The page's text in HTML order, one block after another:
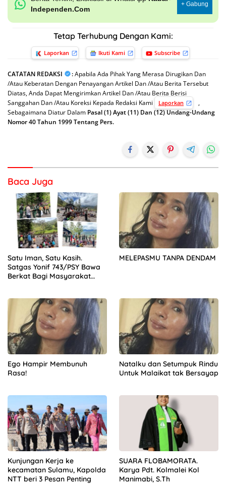
Independen.Com
+ Gabung
Tetap Terhubung Dengan Kami:
Laporkan Ikuti Kami Subscribe
CATATAN REDAKSI :Apabila Ada Pihak Yang Merasa Dirugikan Dan
/Atau Keberatan Dengan Penayangan Artikel Dan /Atau Berita Tersebut
Diatas, Anda Dapat Mengirimkan Artikel Dan /Atau Berita Berisi
Sanggahan Dan /Atau Koreksi Kepada Redaksi Kami
Laporkan
,
Sebagaimana Diatur Dalam Pasal (1) Ayat (11) Dan (12) Undang-Undang
Nomor 40 Tahun 1999 Tentang Pers.
Baca Juga
Satu Iman, Satu Kasih.
Satgas Yonif 743/PSY Bawa
Berkat Bagi Masyarakat
MELEPASMU TANPA DENDAM
Ego Hampir Membunuh
Rasa!
Natalku dan Setumpuk Rindu
Untuk Malaikat tak Bersayap
Kunjungan Kerja ke
kecamatan Sulamu, Kapolda
NTT beri 3 Pesan Penting
SUARA FLOBAMORATA.
Karya Pdt. Kolmalei Kol
Manimabi, S.Th